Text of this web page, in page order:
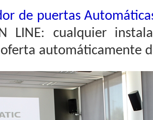
de puertas
LINE: cualquier
automáticamente